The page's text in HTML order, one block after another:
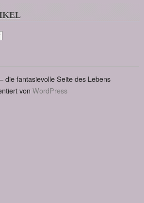
die fantasievolle Seite des Lebens
von WordPress